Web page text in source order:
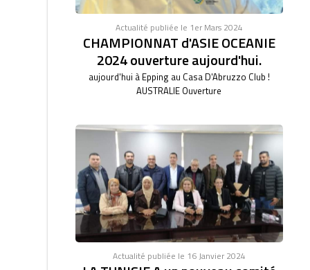
Actualité publiée le 1er Mars 2024
CHAMPIONNAT d'ASIE OCEANIE
2024 ouverture aujourd'hui.
aujourd'hui à Epping au Casa D'Abruzzo Club !
AUSTRALIE Ouverture
Actualité publiée le 16 Janvier 2024